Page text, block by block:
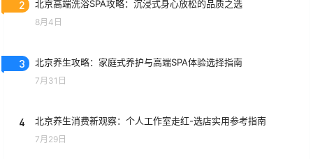
2 北京高端洗浴SPA攻略：沉浸式身心放松的品质之选
8月4日
3 北京养生攻略：家庭式养护与高端SPA体验选择指南
7月31日
4 北京养生消费新观察：个人工作室走红-选店实用参考指南
7月29日